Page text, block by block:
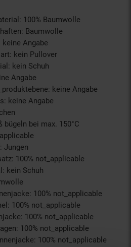
100% Baumwolle
Baumwolle
Angabe
kein Pullover
kein Schuh
Angabe
keine Angabe
keine Angabe
bügeln bei max. 150°C
Jungen
100% not_applicable
kein Schuh
100% not_applicable
100% not_applicable
100% not_applicable
100% not_applicable
100% not_applicable